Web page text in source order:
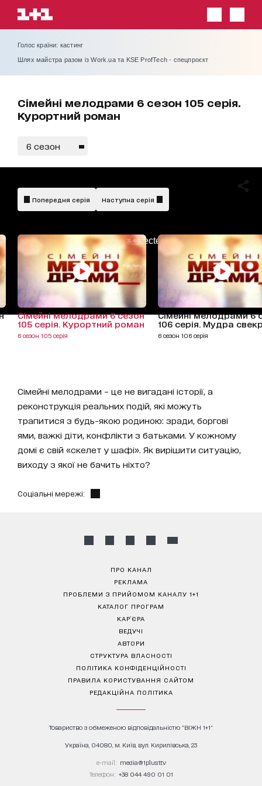
Голос країни: кастинг
Шлях майстра разом із Work.ua та KSE ProfTech - спецпроєкт
Сімейні мелодрами 6 сезон 105 серія.
Курортний роман
6 сезон
AdBlockDetected!
Попередня серія Наступна серія
Сімейні мелодрами 6 сезон
105 серія. Курортний роман
6 сезон 105 серія
Сімейні мелодрами 6
106 серія. Мудра
6 сезон 106 серія
Сімейні мелодрами – це не вигадані історії, а
реконструкція реальних подій, які можуть
трапитися з будь-якою родиною: зради, боргові
ями, важкі діти, конфлікти з батьками. У кожному
домі є свій «скелет у шафі». Як вирішити ситуацію,
виходу з якої не бачить ніхто?
Соціальні мережі:
ПРО КАНАЛ
РЕКЛАМА
ПРОБЛЕМИ З ПРИЙОМОМ КАНАЛУ 1+1
КАТАЛОГ ПРОГРАМ
КАР’ЄРА
ВЕДУЧІ
АВТОРИ
СТРУКТУРА ВЛАСНОСТІ
ПОЛІТИКА КОНФІДЕНЦІЙНОСТІ
ПРАВИЛА КОРИСТУВАННЯ САЙТОМ
РЕДАКЦІЙНА ПОЛІТИКА
Товариство з обмеженою відповідальністю "ВІЖН 1+1"
Україна, 04080, м. Київ, вул. Кирилівська, 23
е-mail: media@1plus1.tv
Телефон: +38 044 490 01 01